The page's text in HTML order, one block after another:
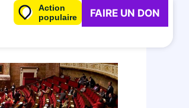
Action
populaire
FAIRE UN DON